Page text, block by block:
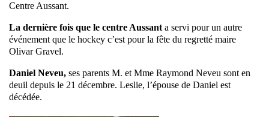
Centre Aussant.
La dernière fois que le centre Aussant a servi pour un autre
événement que le hockey c’est pour la fête du regretté maire
Olivar Gravel.
Daniel Neveu, ses parents M. et Mme Raymond Neveu sont en
deuil depuis le 21 décembre. Leslie, l’épouse de Daniel est
décédée.